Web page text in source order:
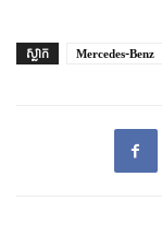
ស្លាក Mercedes-Benz